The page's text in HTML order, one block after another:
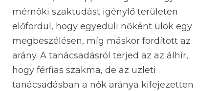
mérnöki szaktudást igénylő területen
előfordul, hogy egyedüli nőként ülök egy
megbeszélésen, míg máskor fordított az
arány. A tanácsadásról terjed az az álhír,
hogy férfias szakma, de az üzleti
tanácsadásban a nők aránya kifejezetten